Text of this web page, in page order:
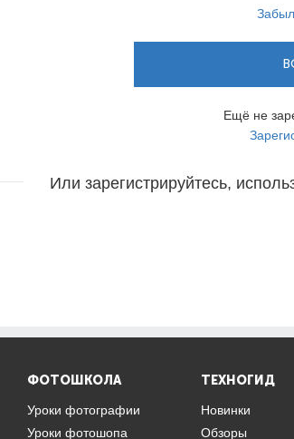
Ещё не
Или зарегистрируйтесь,
ФОТОШКОЛА
Уроки фотографии
Уроки фотошопа
ТЕХНОГИД
Новинки
Обзоры